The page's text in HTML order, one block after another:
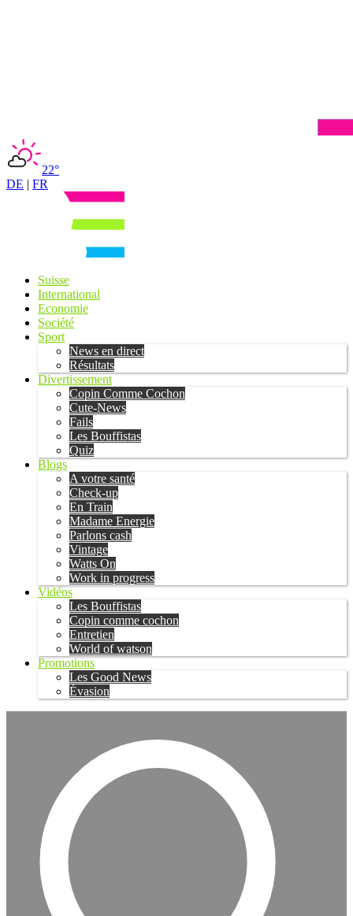
22°
DE | FR
Suisse
International
Economie
Société
Sport
News en direct
Résultats
Divertissement
Copin Comme Cochon
Cute-News
Fails
Les Bouffistas
Quiz
Blogs
A votre santé
Check-up
En Train
Madame Energie
Parlons cash
Vintage
Watts On
Work in progress
Vidéos
Les Bouffistas
Copin comme cochon
Entretien
World of watson
Promotions
Les Good News
Évasion